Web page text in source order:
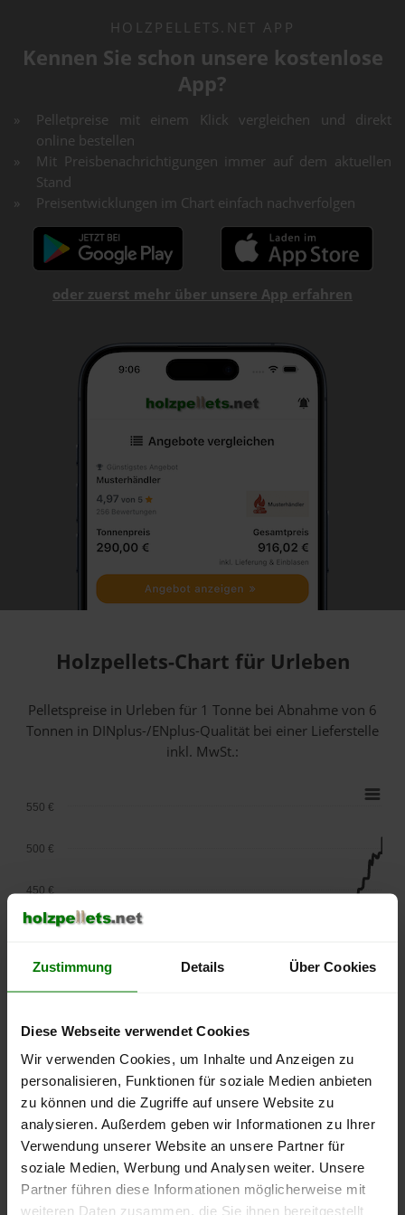
Zustimmung Details Über Cookies
Diese Webseite verwendet Cookies
Wir verwenden Cookies, um Inhalte und Anzeigen zu
personalisieren, Funktionen für soziale Medien anbieten
zu können und die Zugriffe auf unsere Website zu
analysieren. Außerdem geben wir Informationen zu Ihrer
Verwendung unserer Website an unsere Partner für
soziale Medien, Werbung und Analysen weiter. Unsere
Partner führen diese Informationen möglicherweise mit
weiteren Daten zusammen, die Sie ihnen bereitgestellt
HOLZPELLETS.NET APP
Kennen Sie schon unsere kostenlose
App?
Pelletpreise mit einem Klick vergleichen und direkt
online bestellen
Mit Preisbenachrichtigungen immer auf dem aktuellen
Stand
Preisentwicklungen im Chart einfach nachverfolgen
oder zuerst mehr über unsere App erfahren
Holzpellets-Chart für Urleben
Pelletspreise in Urleben für 1 Tonne bei Abnahmevon 6
Tonnen in DINplus-/ENplus-Qualität bei einer Lieferstelle
inkl. MwSt.:
lose Ware
2025
2026
2026
250 €
350 €
450 €
500 €
550 €
Die aktuelle Preisentwicklung für Holzpellets in Deutschland
können Sie jederzeit auf unsererPelletspreise-Seite
nachvollziehen.